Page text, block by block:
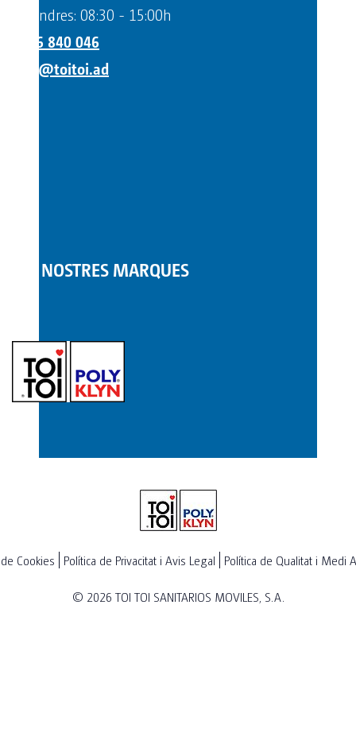
Divendres: 08:30 - 15:00h
+376 840 046
info@toitoi.ad
LES NOSTRES MARQUES
© 2026 TOI TOI SANITARIOS MOVILES, S.A.
Cookies Política de Privacitat i Avis Legal Política de Qualitat i Medi